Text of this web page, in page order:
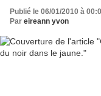
Publié le 06/01/2010 à
Par eireann yvon